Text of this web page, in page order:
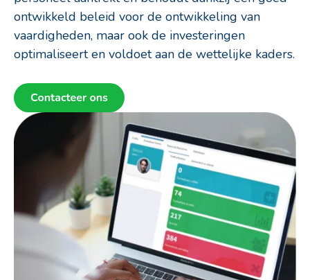
ontwikkeld beleid voor de ontwikkeling van
vaardigheden, maar ook de investeringen
optimaliseert en voldoet aan de wettelijke kaders.